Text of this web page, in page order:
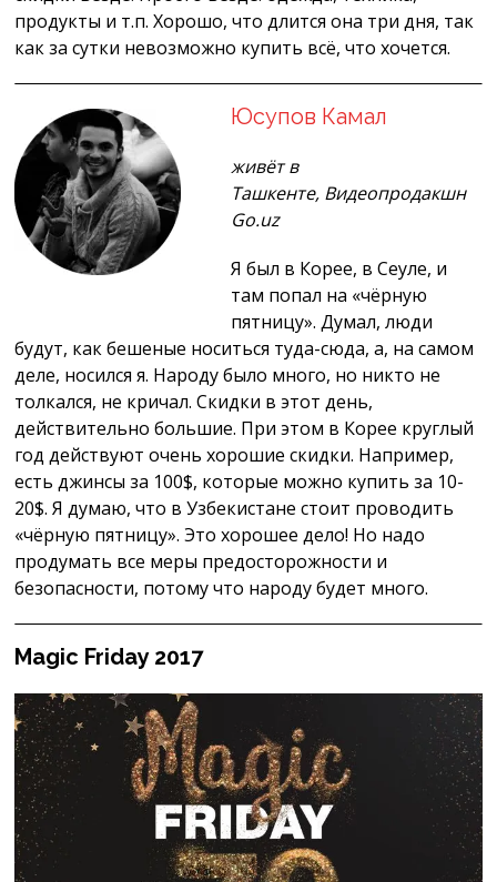
продукты и т.п. Хорошо, что длится она три дня, так
как за сутки невозможно купить всё, что хочется.
Юсупов Камал
живёт в
Ташкенте, Видеопродакшн
Go.uz
Я был в Корее, в Сеуле, и
там попал на «чёрную
пятницу». Думал, люди
будут, как бешеные носиться туда-сюда, а, на самом
деле, носился я. Народу было много, но никто не
толкался, не кричал. Скидки в этот день,
действительно большие. При этом в Корее круглый
год действуют очень хорошие скидки. Например,
есть джинсы за 100$, которые можно купить за 10-
20$. Я думаю, что в Узбекистане стоит проводить
«чёрную пятницу». Это хорошее дело! Но надо
продумать все меры предосторожности и
безопасности, потому что народу будет много.
Magic Friday 2017